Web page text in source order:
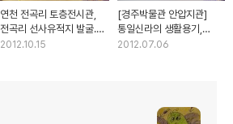
연천 전곡리 토층전시관,
전곡리 선사유적지 발굴.
조사 과정을 보여주는
2012.10.15
[경주박물관 안압지관]
통일신라의 생활용기,
토기와 벼루
2012.07.06